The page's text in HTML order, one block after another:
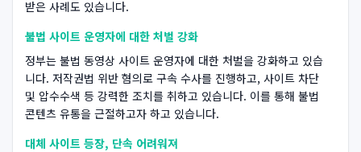
받은 사례도 있습니다.
불법 사이트 운영자에 대한 처벌 강화
정부는 불법 동영상 사이트 운영자에 대한 처벌을 강화하고 있습
니다. 저작권법 위반 혐의로 구속 수사를 진행하고, 사이트 차단
및 압수수색 등 강력한 조치를 취하고 있습니다. 이를 통해 불법
콘텐츠 유통을 근절하고자 하고 있습니다.
대체 사이트 등장, 단속 어려워져